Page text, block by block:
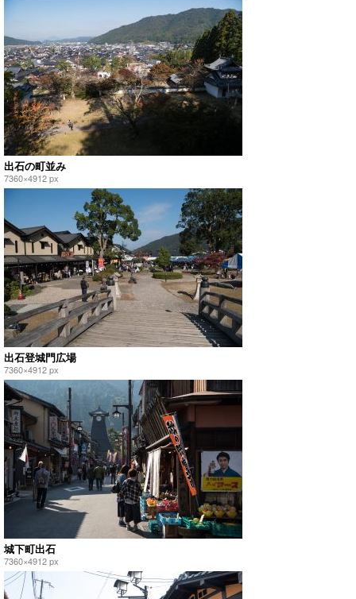
出石の町並み
7360×4912 px
出石登城門広場
7360×4912 px
城下町出石
7360×4912 px